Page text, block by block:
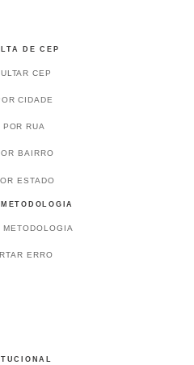
DE CEP
CEP
CIDADE
POR RUA
BAIRRO
ESTADO
ERRO